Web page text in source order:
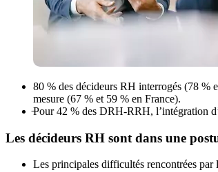
80 % des décideurs RH interrogés (78 %
mesure (67 % et 59 % en France).
̵Pour 42 % des DRH-RRH, l’intégration
Les décideurs RH sont dans une
Les principales difficultés rencontrées par